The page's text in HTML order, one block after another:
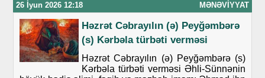
26 İyun 2026 12:18 MƏNƏVIYYAT
Həzrət Cəbrayılın (ə) Peyğəmbərə
(s) Kərbəla türbəti verməsi
Həzrət Cəbrayılın (ə) Peyğəmbərə (s)
Kərbəla türbəti verməsi Əhli-Sünnənin